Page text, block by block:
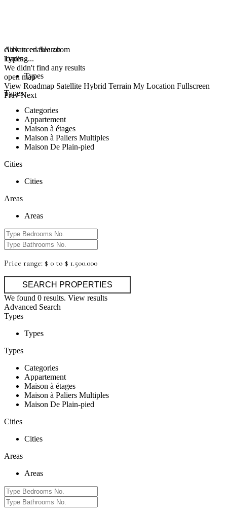
click to enable zoom
loading...
We didn't find any results
open map
View Roadmap Satellite Hybrid Terrain My Location Fullscreen
Prev Next
Advanced Search
Types
Types
Types
Categories
Appartement
Maison à étages
Maison à Paliers Multiples
Maison De Plain-pied
Cities
Cities
Areas
Areas
Price range: $ 0 to $ 1.500.000
We found 0 results. View results
Advanced Search
Types
Types
Types
Categories
Appartement
Maison à étages
Maison à Paliers Multiples
Maison De Plain-pied
Cities
Cities
Areas
Areas